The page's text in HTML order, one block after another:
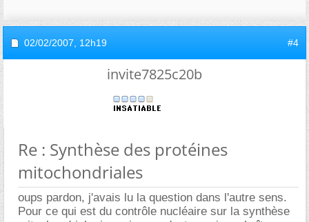
02/02/2007, 12h19 #4
invite7825c20b
Re : Synthèse des protéines
mitochondriales
oups pardon, j'avais lu la question dans l'autre sens.
Pour ce qui est du contrôle nucléaire sur la synthèse